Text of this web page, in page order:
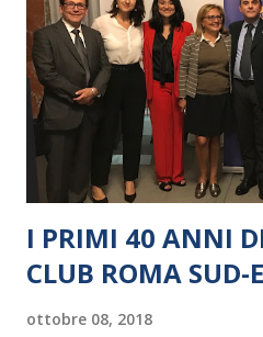
I PRIMI 40 ANNI
CLUB ROMA SUD-
ottobre 08, 2018